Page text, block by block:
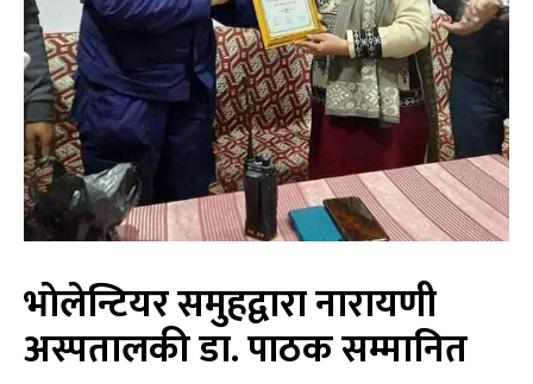
भाेलेन्टियर समुहद्वारा नारायणी
अस्पतालकी डा. पाठक सम्मानित